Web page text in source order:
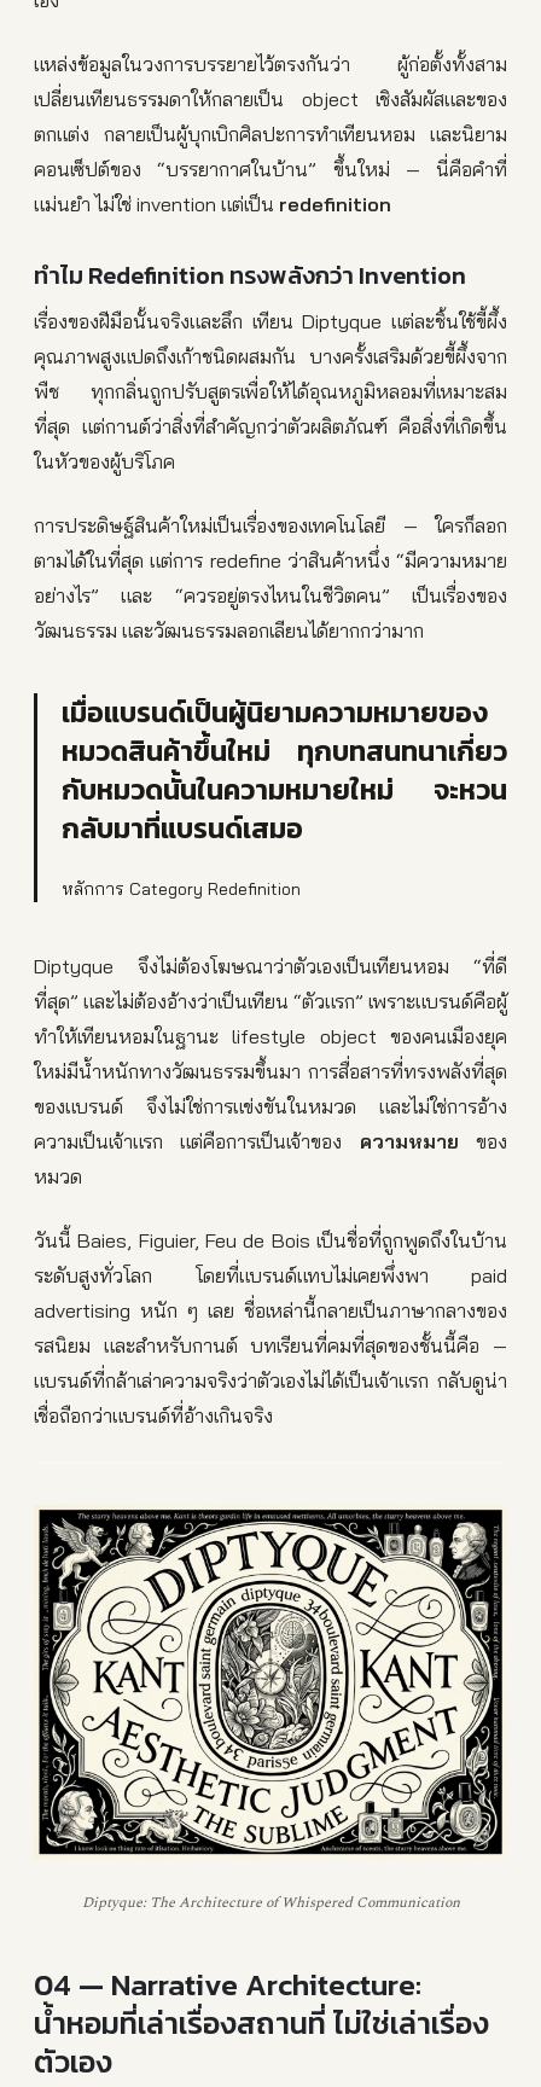
แหล่งข้อมูลในวงการบรรยายไว้ตรงกันว่า ผู้ก่อตั้งทั้งสาม
เปลี่ยนเทียนธรรมดาให้กลายเป็น object เชิงสัมผัสและของ
ตกแต่ง กลายเป็นผู้บุกเบิกศิลปะการทำเทียนหอม และนิยาม
คอนเซ็ปต์ของ “บรรยากาศในบ้าน” ขึ้นใหม่ — นี่คือคำที่
แม่นยำ ไม่ใช่ invention แต่เป็น redefinition
ทำไม Redefinition ทรงพลังกว่า Invention
เรื่องของฝีมือนั้นจริงและลึก เทียน Diptyque แต่ละชิ้นใช้ขี้ผึ้ง
คุณภาพสูงแปดถึงเก้าชนิดผสมกัน บางครั้งเสริมด้วยขี้ผึ้งจาก
พืช ทุกกลิ่นถูกปรับสูตรเพื่อให้ได้อุณหภูมิหลอมที่เหมาะสม
ที่สุด แต่กานต์ว่าสิ่งที่สำคัญกว่าตัวผลิตภัณฑ์ คือสิ่งที่เกิดขึ้น
ในหัวของผู้บริโภค
การประดิษฐ์สินค้าใหม่เป็นเรื่องของเทคโนโลยี — ใครก็ลอก
ตามได้ในที่สุด แต่การ redefine ว่าสินค้าหนึ่ง “มีความหมาย
อย่างไร” และ “ควรอยู่ตรงไหนในชีวิตคน” เป็นเรื่องของ
วัฒนธรรม และวัฒนธรรมลอกเลียนได้ยากกว่ามาก
เมื่อแบรนด์เป็นผู้นิยามความหมายของ
หมวดสินค้าขึ้นใหม่ ทุกบทสนทนาเกี่ยว
กับหมวดนั้นในความหมายใหม่ จะหวน
กลับมาที่แบรนด์เสมอ
หลักการ Category Redefinition
Diptyque จึงไม่ต้องโฆษณาว่าตัวเองเป็นเทียนหอม “ที่ดี
ที่สุด” และไม่ต้องอ้างว่าเป็นเทียน “ตัวแรก” เพราะแบรนด์คือผู้
ทำให้เทียนหอมในฐานะ lifestyle object ของคนเมืองยุค
ใหม่มีน้ำหนักทางวัฒนธรรมขึ้นมา การสื่อสารที่ทรงพลังที่สุด
ของแบรนด์ จึงไม่ใช่การแข่งขันในหมวด และไม่ใช่การอ้าง
ความเป็นเจ้าแรก แต่คือการเป็นเจ้าของ ความหมาย ของ
หมวด
วันนี้ Baies, Figuier, Feu de Bois เป็นชื่อที่ถูกพูดถึงในบ้าน
ระดับสูงทั่วโลก โดยที่แบรนด์แทบไม่เคยพึ่งพา paid
advertising หนัก ๆ เลย ชื่อเหล่านี้กลายเป็นภาษากลางของ
รสนิยม และสำหรับกานต์ บทเรียนที่คมที่สุดของชั้นนี้คือ —
แบรนด์ที่กล้าเล่าความจริงว่าตัวเองไม่ได้เป็นเจ้าแรก กลับดูน่า
เชื่อถือกว่าแบรนด์ที่อ้างเกินจริง
Diptyque: The Architecture of Whispered Communication
04 — Narrative Architecture:
น้ำหอมที่เล่าเรื่องสถานที่ ไม่ใช่เล่าเรื่อง
ตัวเอง